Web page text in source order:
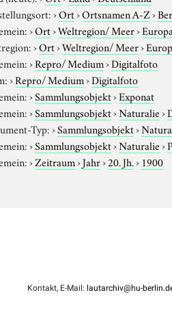
›Ort›Ortsnamen A-Z›
›Ort›Weltregion/ Meer›Europa
›Ort›Weltregion/ Meer›
›Repro/ Medium›Digitalfoto
›Repro/ Medium›Digitalfoto
›Sammlungsobjekt›Exponat
›Sammlungsobjekt›Naturalie›
Typ:›Sammlungsobjekt›
›Sammlungsobjekt›Naturalie›
›Zeitraum›Jahr›20. Jh.› 1900
Kontakt, E-Mail: lautarchiv@hu-